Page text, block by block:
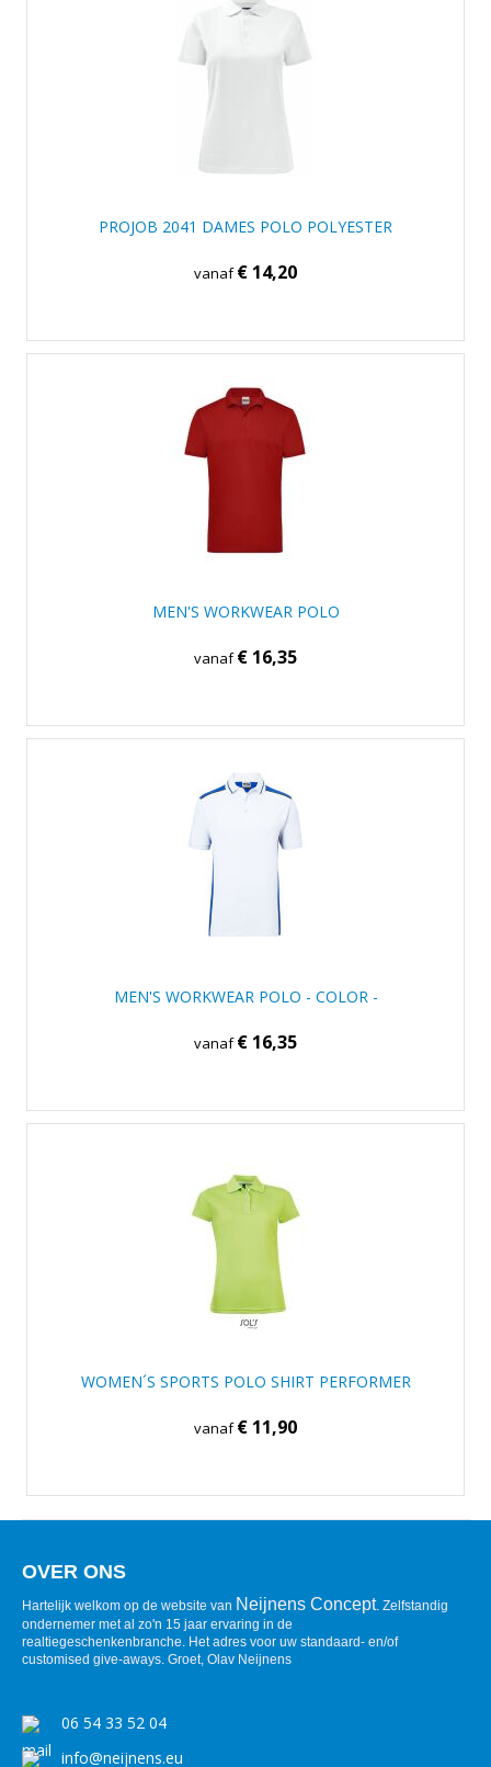
PROJOB 2041 DAMES POLO POLYESTER
vanaf€ 14,20
MEN'S WORKWEAR POLO
vanaf€ 16,35
MEN'S WORKWEAR POLO - COLOR -
vanaf€ 16,35
WOMEN´S SPORTS POLO SHIRT PERFORMER
vanaf€ 11,90
OVER ONS
Hartelijk welkom op de website van Neijnens Concept. Zelfstandig
ondernemer met al zo'n 15 jaar ervaring in de
realtiegeschenkenbranche. Het adres voor uw standaard- en/of
customised give-aways. Groet, Olav Neijnens
06 54 33 52 04
info@neijnens.eu